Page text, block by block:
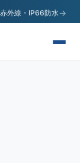
外線・IP66防水→